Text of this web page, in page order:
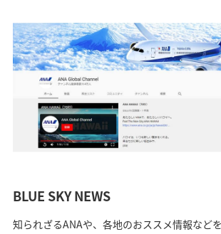
BLUE SKY NEWS
知られざるANAや、各地のおススメ情報など